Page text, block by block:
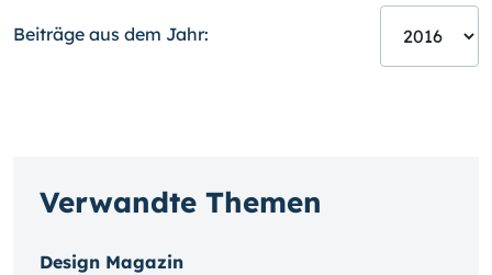
Beiträge aus dem Jahr:
Verwandte Themen
Design Magazin